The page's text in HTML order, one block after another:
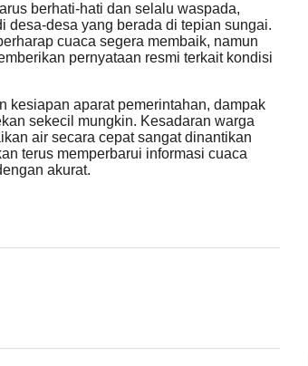
berhati-hati dan selalu waspada,
desa-desa yang berada di tepian sungai.
cuaca segera membaik, namun
pernyataan resmi terkait kondisi
kesiapan aparat pemerintahan, dampak
sekecil mungkin. Kesadaran warga
air secara cepat sangat dinantikan
terus memperbarui informasi cuaca
akurat.